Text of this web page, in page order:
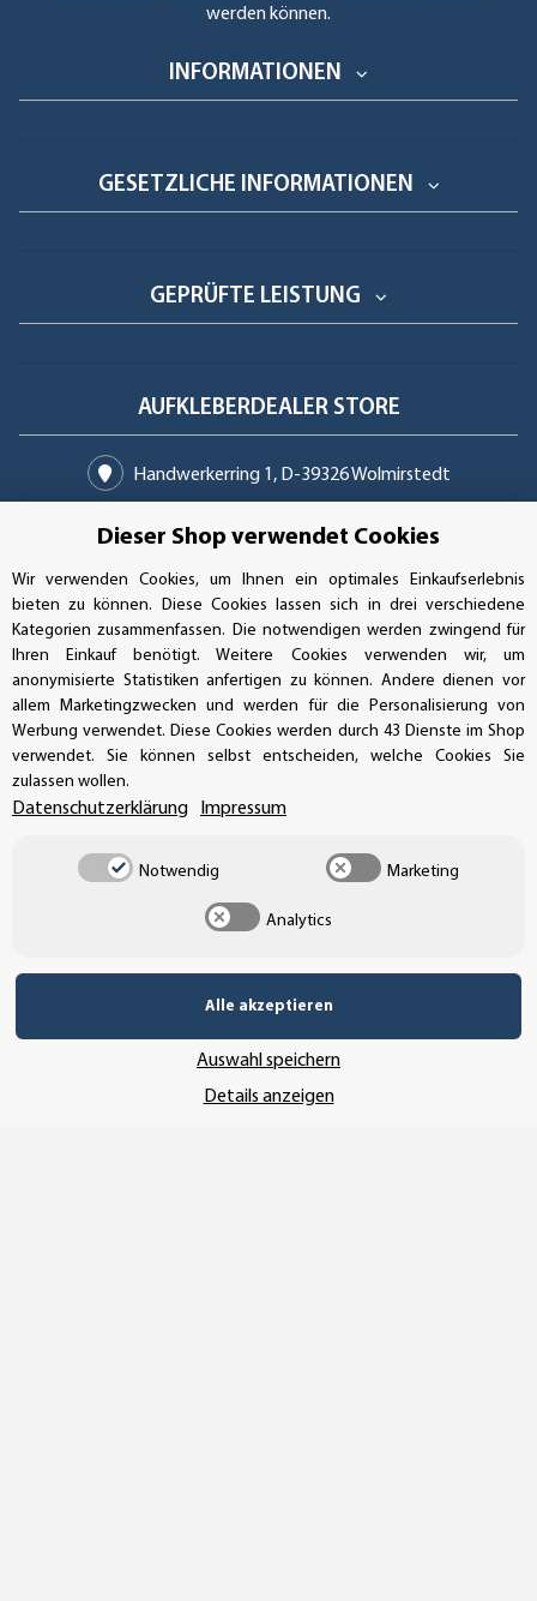
werden können.
INFORMATIONEN
GESETZLICHE INFORMATIONEN
GEPRÜFTE LEISTUNG
AUFKLEBERDEALER STORE
Handwerkerring 1, D-39326 Wolmirstedt
Bestellungen/Support: +49 (0)39-201-28-98-10
Buchhaltung: +49 (0)39-201-28-98-17
info@aufkleberdealer.de
UNSER AFFILIATE-PROGRAMM
UNSERE ZAHLUNGSARTEN*
SSL-Verschlüsselung
UNSER VERSANDDIENSTLEISTER
Dieser Shop verwendet Cookies
Wir verwenden Cookies, um Ihnen ein optimales Einkaufserlebnis
bieten zu können. Diese Cookies lassen sich in drei verschiedene
Kategorien zusammenfassen. Die notwendigen werden zwingend für
Ihren Einkauf benötigt. Weitere Cookies verwenden wir, um
anonymisierte Statistiken anfertigen zu können. Andere dienen vor
allem Marketingzwecken und werden für die Personalisierung von
Werbung verwendet. Diese Cookies werden durch 43 Dienste im Shop
verwendet. Sie können selbst entscheiden, welche Cookies Sie
zulassen wollen.
Datenschutzerklärung Impressum
Notwendig Marketing
Analytics
Alle akzeptieren
Auswahl speichern
Details anzeigen